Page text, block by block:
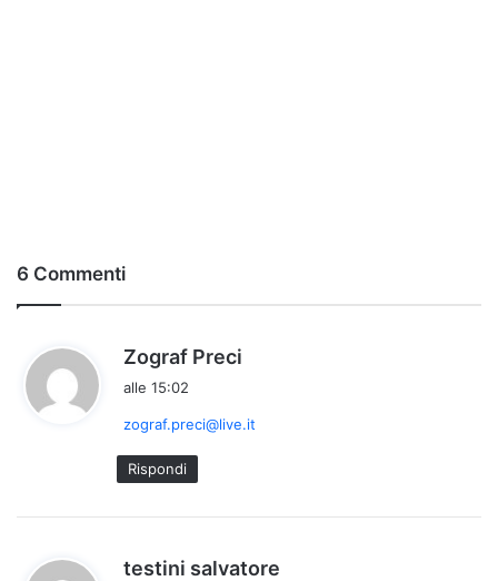
6 Commenti
Zograf Preci
e
alle 15:02
zograf.preci@live.it
Rispondi
testini salvatore